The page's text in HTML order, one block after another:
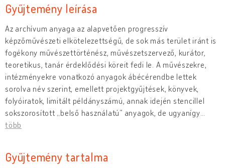
Gyűjtemény leírása
Az archívum anyaga az alapvetően progresszív
képzőművészeti elkötelezettségű, de sok más terület iránt is
fogékony művészettörténész, művészetszervező, kurátor,
teoretikus, tanár érdeklődési köreit fedi le. A művészekre,
intézményekre vonatkozó anyagok ábécérendbe lettek
sorolva név szerint, emellett projektgyűjtések, könyvek,
folyóiratok, limitált példányszámú, annak idején stencillel
sokszorosított „belső használatú” anyagok, de ugyanígy
több
Gyűjtemény tartalma